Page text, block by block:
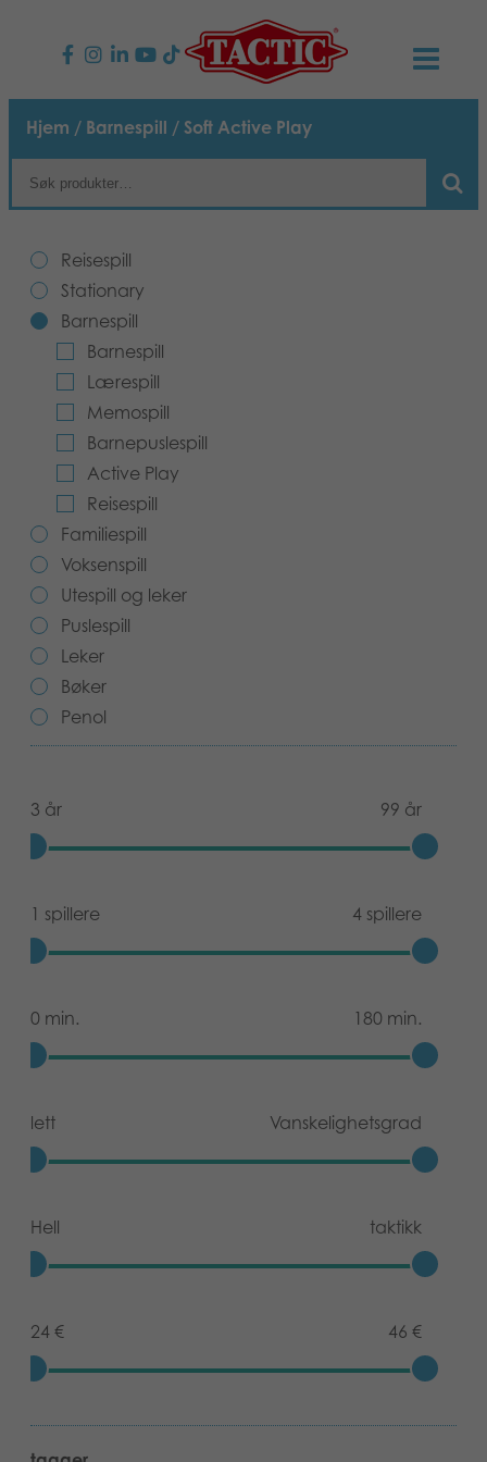
PRODUKTER
Barnespill
Voksenspill
Utespill og leker
Puslespill
Leker
Bøker
Applikasjoner
Arkiverte produkter
NYHETER
Etiske retningslinjer
Ansvarlighet
Vår historie
KONTAKTER
Kontakt oss
Produktsider
Media
B2B-SHOP
Hjem / Barnespill / Soft Active Play
Reisespill
Stationary
Barnespill
Barnespill
Lærespill
Memospill
Barnepuslespill
Active Play
Reisespill
Familiespill
Voksenspill
Utespill og leker
Puslespill
Leker
Bøker
Penol
3 år 99 år
1 spillere 4 spillere
0 min. 180 min.
lett Vanskelighetsgrad
Hell taktikk
24 € 46 €